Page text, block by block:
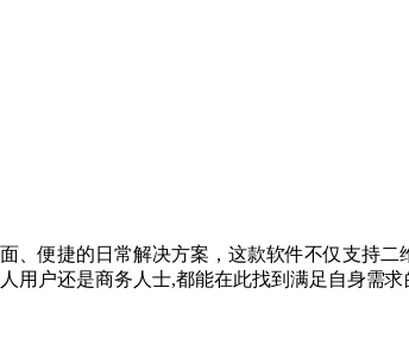
、便捷的日常解决方案，这款软件不仅支持
户还是商务人士,都能在此找到满足自身需求